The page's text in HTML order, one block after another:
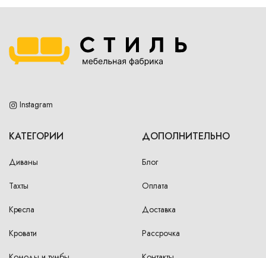
Instagram
КАТЕГОРИИ
Диваны
Тахты
Кресла
Кровати
ДОПОЛНИТЕЛЬНО
Блог
Оплата
Доставка
Рассрочка